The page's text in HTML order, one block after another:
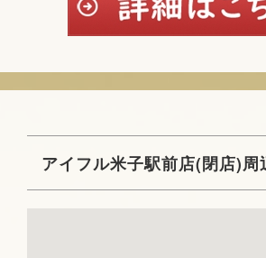
アイフル米子駅前店(閉店)周